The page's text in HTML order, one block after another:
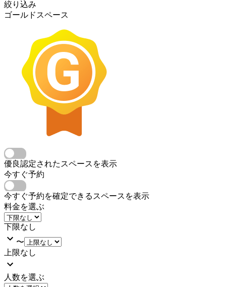
絞り込み
ゴールドスペース
優良認定されたスペースを表示
今すぐ予約
今すぐ予約を確定できるスペースを表示
料金を選ぶ
下限なし
〜
上限なし
人数を選ぶ